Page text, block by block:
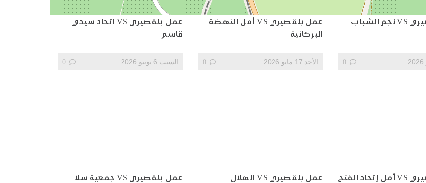
عمل بلقصيري VS اتحاد سيدي
قاسم
السبت 6 يونيو 2026 0
عمل بلقصيري VS أمل النهضة
البركانية
الأحد 17 مايو 2026 0
عمل بلقصيري VS نجم الشباب
0
عمل بلقصيري VS جمعية سلا
عمل بلقصيري VS الهلال
عمل بلقصيري VS أمل إتحاد الفتح